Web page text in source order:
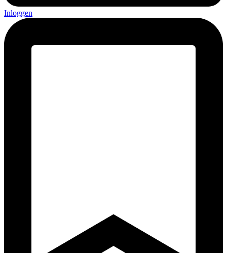
Inloggen